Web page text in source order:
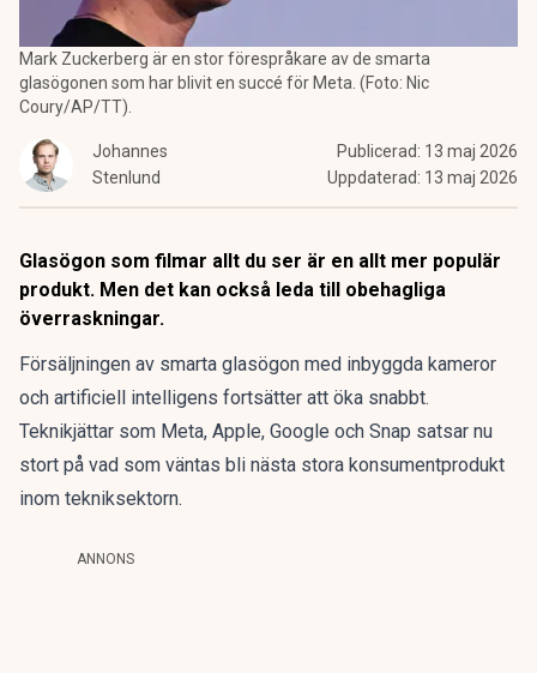
Mark Zuckerberg är en stor förespråkare av de smarta
glasögonen som har blivit en succé för Meta. (Foto: Nic
Coury/AP/TT).
Johannes
Stenlund
Publicerad: 13 maj 2026
Uppdaterad: 13 maj 2026
Glasögon som filmar allt du ser är en allt mer populär
produkt. Men det kan också leda till obehagliga
överraskningar.
Försäljningen av smarta glasögon med inbyggda kameror
och artificiell intelligens fortsätter att öka snabbt.
Teknikjättar som Meta, Apple, Google och Snap satsar nu
stort på vad som väntas bli nästa stora konsumentprodukt
inom tekniksektorn.
ANNONS